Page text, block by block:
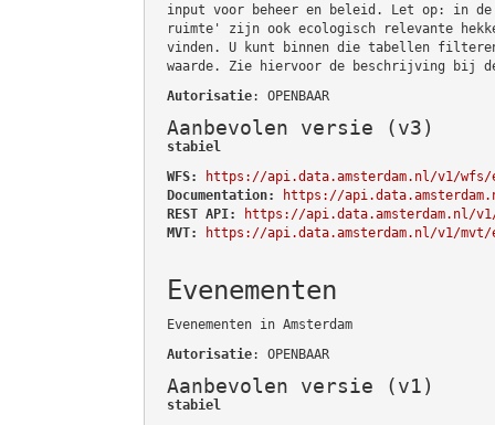
input voor beheer en beleid. Let op: in de
ruimte' zijn ook ecologisch relevante
vinden. U kunt binnen die tabellen
waarde. Zie hiervoor de beschrijving bij
Autorisatie: OPENBAAR
Aanbevolen versie (v3)
stabiel
WFS:
https://api.data.amsterdam.nl/v1/wfs/
Documentation:
https://
REST API:
https://api.data.amsterdam.nl/
MVT:
https://api.data.amsterdam.nl/v1/mvt/
Evenementen
Evenementen in Amsterdam
Autorisatie: OPENBAAR
Aanbevolen versie (v1)
stabiel